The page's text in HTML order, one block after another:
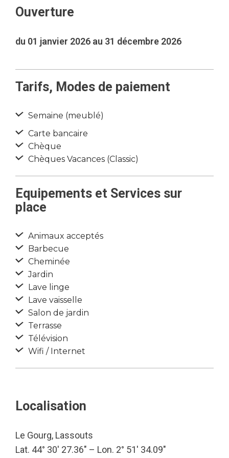
Ouverture
du 01 janvier 2026 au 31 décembre 2026
Tarifs, Modes de paiement
Semaine (meublé)
Carte bancaire
Chèque
Chèques Vacances (Classic)
Equipements et Services sur
place
Animaux acceptés
Barbecue
Cheminée
Jardin
Lave linge
Lave vaisselle
Salon de jardin
Terrasse
Télévision
Wifi / Internet
Localisation
Le Gourg, Lassouts
Lat. 44° 30′ 27.36″ – Lon. 2° 51′ 34.09″